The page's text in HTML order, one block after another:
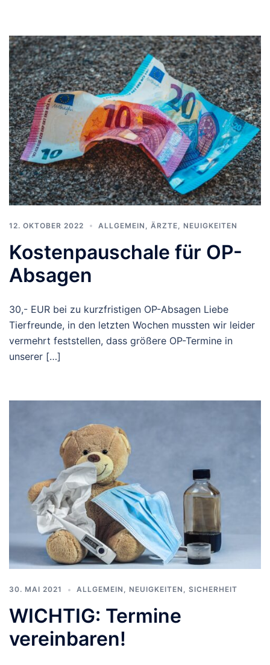
12. OKTOBER 2022 ALLGEMEIN ÄRZTE NEUIGKEITEN
Kostenpauschale für OP-
Absagen
30,- EUR bei zu kurzfristigen OP-Absagen Liebe
Tierfreunde, in den letzten Wochen mussten wir leider
vermehrt feststellen, dass größere OP-Termine in
unserer […]
30. MAI 2021 ALLGEMEIN , NEUIGKEITEN , SICHERHEIT
WICHTIG: Termine
vereinbaren!